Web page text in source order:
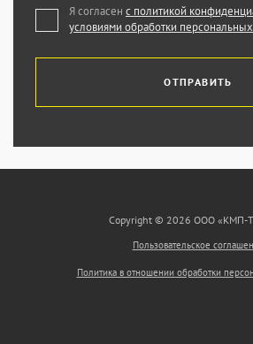
Я согласен с политикой
условиями обработки
ОТПРАВИТЬ
Copyright © 2026 ООО «КМП-
Пользовательское
Политика в отношении обработки